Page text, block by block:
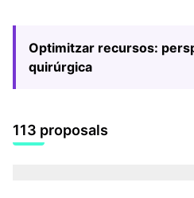
Optimitzar recursos:
quirúrgica
113 proposals